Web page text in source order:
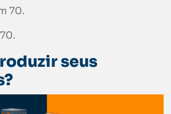
70.
seus